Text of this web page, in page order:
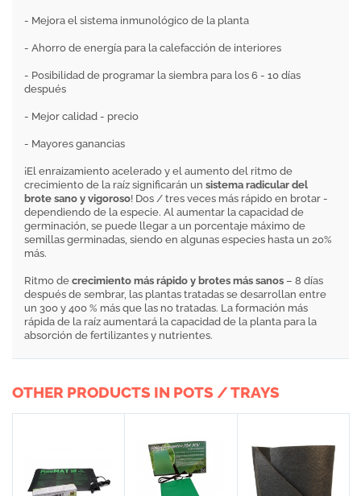
- Mejora el sistema inmunológico de la planta
- Ahorro de energía para la calefacción de interiores
- Posibilidad de programar la siembra para los 6 - 10 días
después
- Mejor calidad - precio
- Mayores ganancias
¡El enraizamiento acelerado y el aumento del ritmo de
crecimiento de la raíz significarán un sistema radicular del
brote sano y vigoroso! Dos / tres veces más rápido en brotar -
dependiendo de la especie. Al aumentar la capacidad de
germinación, se puede llegar a un porcentaje máximo de
semillas germinadas, siendo en algunas especies hasta un 20%
más.
Ritmo de crecimiento más rápido y brotes más sanos – 8 días
después de sembrar, las plantas tratadas se desarrollan entre
un 300 y 400 % más que las no tratadas. La formación más
rápida de la raíz aumentará la capacidad de la planta para la
absorción de fertilizantes y nutrientes.
OTHER PRODUCTS IN POTS / TRAYS